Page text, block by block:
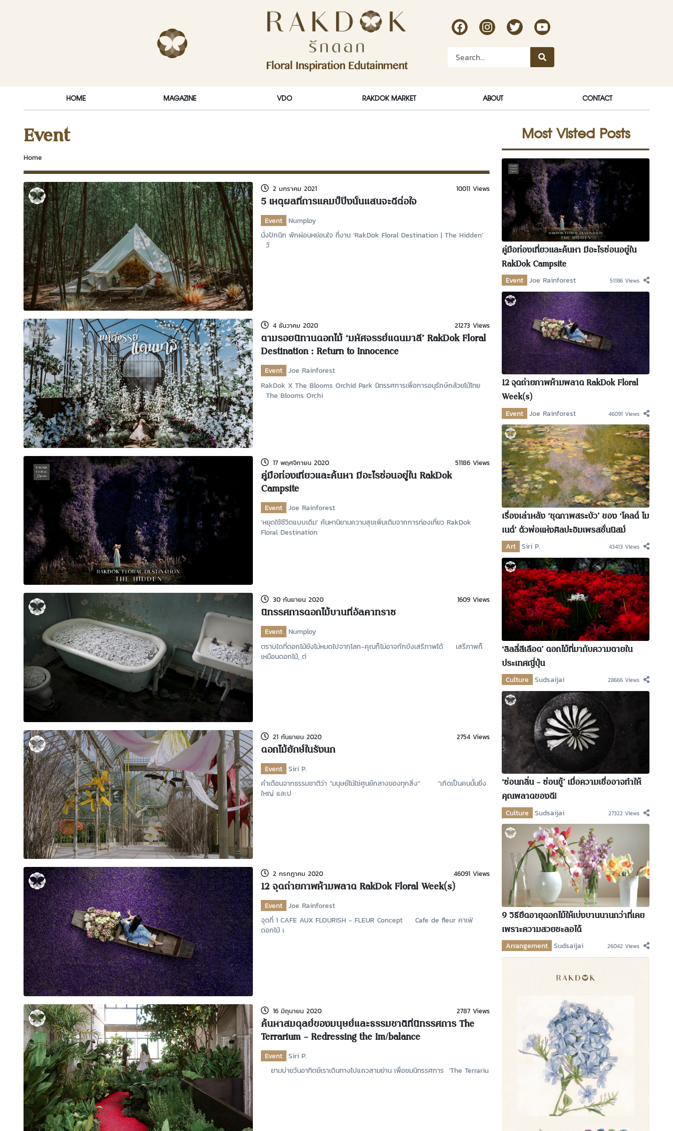
Floral Inspiration Edutainment
RakDok Channel Facebook
RakDok Channel Instagram
RakDok TwitterRakdok Channel Youtube
HOME MAGAZINE VDO RAKDOK MARKET ABOUT CONTACT
Event
Home
2 มกราคม 2021 10011 Views
5 เหตุผลที่การแคมป์ปิ้งนั้นแสนจะดีต่อใจ
Event
Numploy
นั่งปิกนิก พักผ่อนหย่อนใจ ที่งาน ‘RakDok Floral Destination | The Hidden’
วั
4 ธันวาคม 2020 21273 Views
ตามรอยนิทานดอกไม้ ‘มหัศจรรย์แดนมาลี’ RakDok Floral
Destination : Return to Innocence
Event
Joe Rainforest
RakDok X The Blooms Orchid Park นิทรรศการเพื่อการอนุรักษ์กล้วยไม้ไทย
The Blooms Orchi
17 พฤศจิกายน 2020 51186 Views
คู่มือท่องเที่ยวและค้นหา มีอะไรซ่อนอยู่ใน RakDok
Campsite
Event
Joe Rainforest
‘หยุดใช้ชีวิตแบบเดิม’ ค้นหานิยามความสุขเพิ่มเติมจากการท่องเที่ยว RakDok
Floral Destination
30 กันยายน 2020 1609 Views
นิทรรศการดอกไม้บานที่อัลคาทราซ
Event
Numploy
ตราบใดที่ดอกไม้ยังไม่หมดไปจากโลก-คุณก็ไม่อาจกักขังเสรีภาพได้ เสรีภาพก็
เหมือนดอกไม้, ต่
21 กันยายน 2020 2754 Views
ดอกไม้ยักษ์ในรังนก
Event
Siri P.
คำเตือนจากธรรมชาติว่า “มนุษย์ไม่ใช่ศูนย์กลางของทุกสิ่ง” “เกิดเป็นคนนั้นยิ่ง
ใหญ่ และป
2 กรกฎาคม 2020 46091 Views
12 จุดถ่ายภาพห้ามพลาด RakDok Floral Week(s)
Event
Joe Rainforest
จุดที่ 1 CAFE AUX FLOURISH - FLEUR Concept​ Cafe de fleur คาเฟ่
ดอกไม้ เ
16 มิถุนายน 2020 2787 Views
ค้นหาสมดุลย์ของมนุษย์และธรรมชาติที่นิทรรศการ The
Terrarium – Redressing the Im/balance
Event
Siri P.
ยามบ่ายวันอาทิตย์เราเดินทางไปแถวสามย่าน เพื่อชมนิทรรศการ ‘The Terrariu
Most Visted Posts
คู่มือท่องเที่ยวและค้นหา มีอะไรซ่อนอยู่ใน
RakDok Campsite
Event Joe Rainforest 51186 Views
12 จุดถ่ายภาพห้ามพลาด RakDok Floral
Week(s)
Event Joe Rainforest 46091 Views
เรื่องเล่าหลัง ‘ชุดภาพสระบัว’ ของ ‘โคลด์ โม
เนต์’ ตัวพ่อแห่งศิลปะอิมเพรสชั่นนิสม์
Art Siri P. 43413 Views
‘ลิลลี่สีเลือด’ ดอกไม้ที่มากับความตายใน
ประเทศญี่ปุ่น
Culture Sudsaijai 28666 Views
‘ซ่อนกลิ่น – ซ่อนชู้’ เมื่อความเชื่ออาจทำให้
คุณพลาดของดี!
Culture Sudsaijai 27322 Views
9 วิธียืดอายุดอกไม้ให้เบ่งบานนานกว่าที่เคย
เพราะความสวยชะลอได้
Arrangement Sudsaijai 26042 Views